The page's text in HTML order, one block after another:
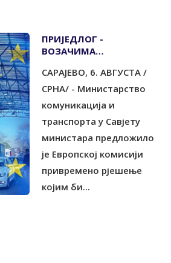
ПРИЈЕДЛОГ -
ВОЗАЧИМА
ПОЧЕТАК ОБРАЧУНА
БОРАВКА У ЕУ
САРАЈЕВО, 6. АВГУСTА /
СРНА/ - Министарство
комуникација и
транспорта у Савјету
министара предложило
је Европској комисији
привремено рјешење
којим би...